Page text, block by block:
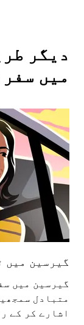
دیگر
میں
گیرسین میں
اشارے کر کے